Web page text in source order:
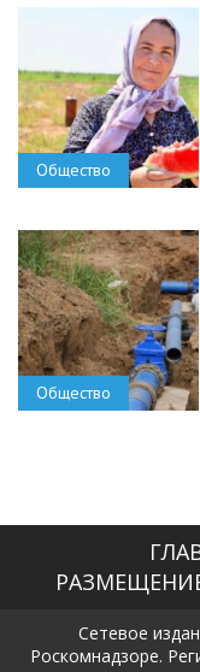
Общество
Общество
Сетевое
Роскомнадзоре.